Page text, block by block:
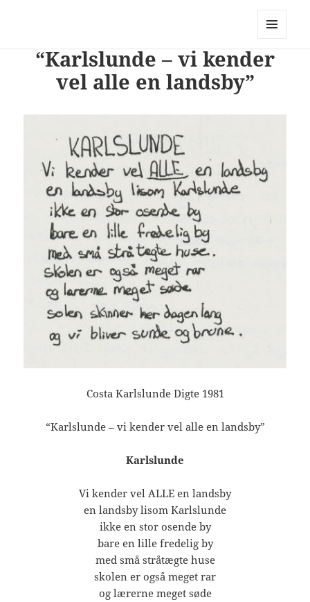
PhotoStory – en rejse i billeder og
OG
WIDGETS
“Karlslunde – vi kender
vel alle en landsby”
Costa Karlslunde Digte 1981
“Karlslunde – vi kender vel alle en landsby”
Karlslunde
Vi kender vel ALLE en landsby
en landsby lisom Karlslunde
ikke en stor osende by
bare en lille fredelig by
med små stråtægte huse
skolen er også meget rar
og lærerne meget søde